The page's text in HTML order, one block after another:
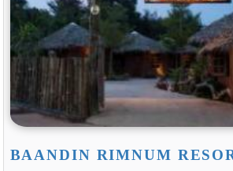
BAANDIN RIMNUM